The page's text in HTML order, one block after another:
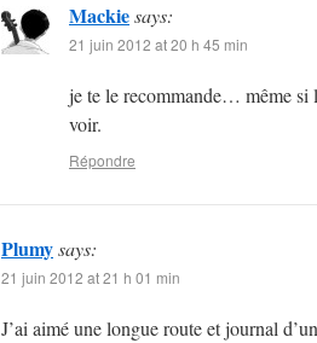
Mackiesays:
21 juin 2012 at 20 h 45 min
je te le recommande… même si
voir.
Répondre
Plumysays:
21 juin 2012 at 21 h 01 min
J’ai aimé une longue route et journal